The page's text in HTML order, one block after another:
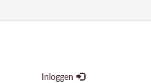
Inloggen